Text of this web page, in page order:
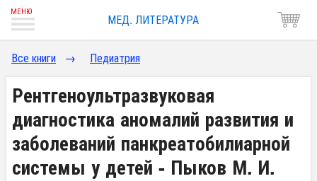
МЕД. ЛИТЕРАТУРА
Все книги → Педиатрия
Рентгеноультразвуковая
диагностика аномалий развития и
заболеваний панкреатобилиарной
системы у детей - Пыков М. И.